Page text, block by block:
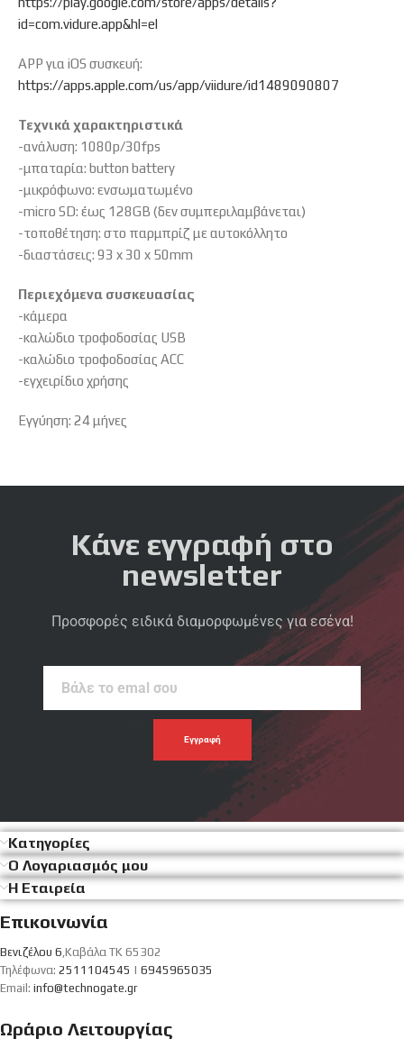
id=com.vidure.app&hl=el
APP για iOS συσκευή:
https://apps.apple.com/us/app/viidure/id1489090807
Τεχνικά χαρακτηριστικά
-ανάλυση: 1080p/30fps
-μπαταρία: button battery
-μικρόφωνο: ενσωματωμένο
-micro SD: έως 128GB (δεν συμπεριλαμβάνεται)
-τοποθέτηση: στο παρμπρίζ με αυτοκόλλητο
-διαστάσεις: 93 x 30 x 50mm
Περιεχόμενα συσκευασίας
-κάμερα
-καλώδιο τροφοδοσίας USB
-καλώδιο τροφοδοσίας ACC
-εγχειρίδιο χρήσης
Εγγύηση: 24 μήνες
Κάνε εγγραφή στο
newsletter
Προσφορές ειδικά διαμορφωμένες για εσένα!
Κατηγορίες
Ο Λογαριασμός μου
Η Εταιρεία
Επικοινωνία
Βενιζέλου 6 ,Καβάλα ΤΚ 65302
Τηλέφωνα: 2511104545 | 6945965035
Email: info@technogate.gr
Ωράριο Λειτουργίας